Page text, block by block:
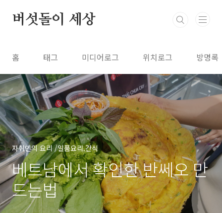
버섯돌이 세상
홈 태그 미디어로그 위치로그 방명록
자취인의 요리 /일품요리.간식
베트남에서 확인한 반쎄오 만
드는법